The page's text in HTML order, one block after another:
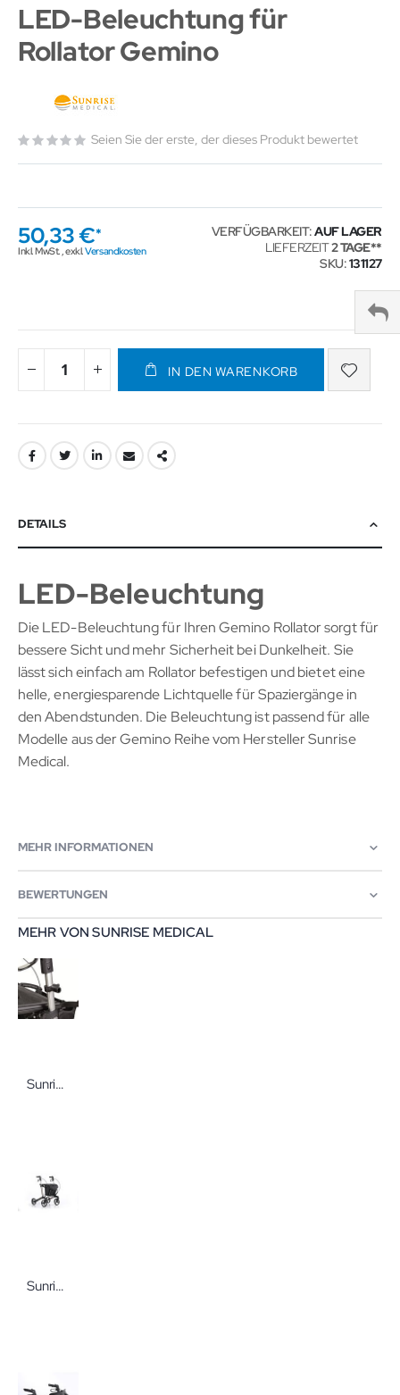
LED-Beleuchtung für
Rollator Gemino
Seien Sie der erste, der dieses Produkt bewertet
50,33 €
Inkl. MwSt.,exkl.Versandkosten
VERFÜGBARKEIT:AUF LAGER
LIEFERZEIT2 TAGE
SKU 131127
IN DEN WARENKORB
DETAILS
LED-Beleuchtung
Die LED-Beleuchtung für Ihren Gemino Rollator sorgt für
bessere Sicht und mehr Sicherheit bei Dunkelheit. Sie
lässt sich einfach am Rollator befestigen und bietet eine
helle, energiesparende Lichtquelle für Spaziergänge in
den Abendstunden. Die Beleuchtung ist passend für alle
Modelle aus der Gemino Reihe vom Hersteller Sunrise
Medical.
MEHR INFORMATIONEN
BEWERTUNGEN
MEHR VON SUNRISE MEDICAL
Sunrise Medical Universalhalterung f. Rollator Gemino
Sunrise Medical Rollatortasche City für Rollator Gemino, schwarz